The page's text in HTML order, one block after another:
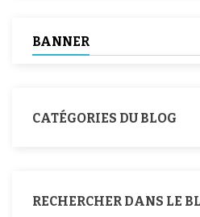
BANNER
CATÉGORIES DU BLOG
RECHERCHER DANS LE